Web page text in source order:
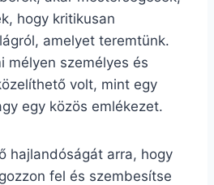
hogy kritikusan
amelyet teremtünk.
mélyen személyes és
volt, mint egy
egy közös emlékezet.
hajlandóságát arra, hogy
fel és szembesítse